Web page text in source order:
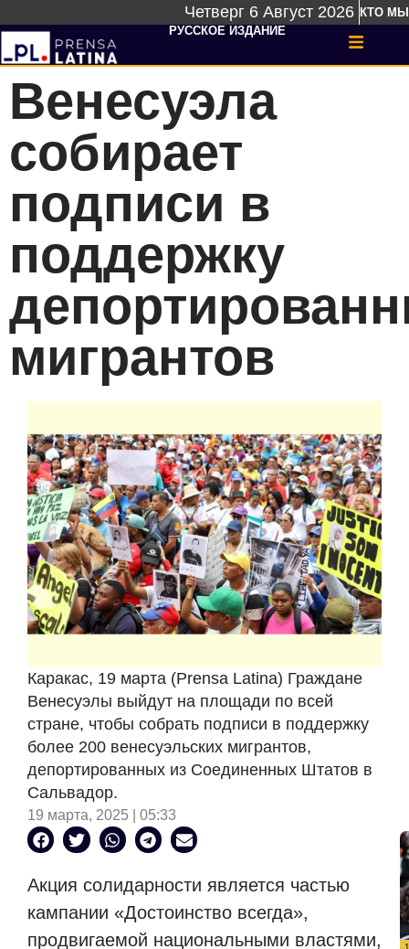
Четверг 6 Август 2026 КТО МЫ
РУССКОЕ ИЗДАНИЕ
Венесуэла
собирает
подписи в
поддержку
мигрантов
Каракас, 19 марта (Prensa Latina) Граждане
Венесуэлы выйдут на площади по всей
стране, чтобы собрать подписи в поддержку
более 200 венесуэльских мигрантов,
депортированных из Соединенных Штатов в
Сальвадор.
19 марта, 2025 | 05:33
Акция солидарности является частью
кампании «Достоинство всегда»,
продвигаемой национальными властями,